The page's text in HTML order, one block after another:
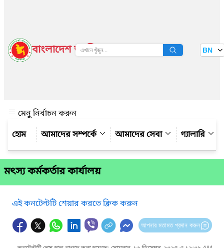
বাংলাদেশ জাতীয় তথ্য বাতায়ন BN
মেনু নির্বাচন করুন
আমাদের সম্পর্কে
আমাদের সেবা গ্যালারি
মৎস্য কর্মকর্তার কার্যালয়
এই কনটেন্টটি শেয়ার করতে ক্লিক করুন
আপনার মতামত প্রদান করুন